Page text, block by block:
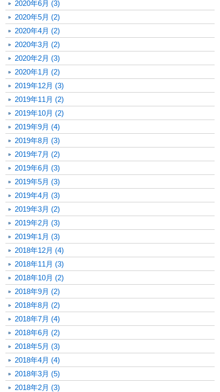
2020年6月 (3)
2020年5月 (2)
2020年4月 (2)
2020年3月 (2)
2020年2月 (3)
2020年1月 (2)
2019年12月 (3)
2019年11月 (2)
2019年10月 (2)
2019年9月 (4)
2019年8月 (3)
2019年7月 (2)
2019年6月 (3)
2019年5月 (3)
2019年4月 (3)
2019年3月 (2)
2019年2月 (3)
2019年1月 (3)
2018年12月 (4)
2018年11月 (3)
2018年10月 (2)
2018年9月 (2)
2018年8月 (2)
2018年7月 (4)
2018年6月 (2)
2018年5月 (3)
2018年4月 (4)
2018年3月 (5)
2018年2月 (3)